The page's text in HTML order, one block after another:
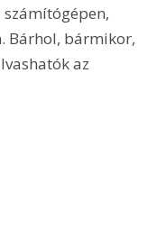
Bárhol, bármikor,
az